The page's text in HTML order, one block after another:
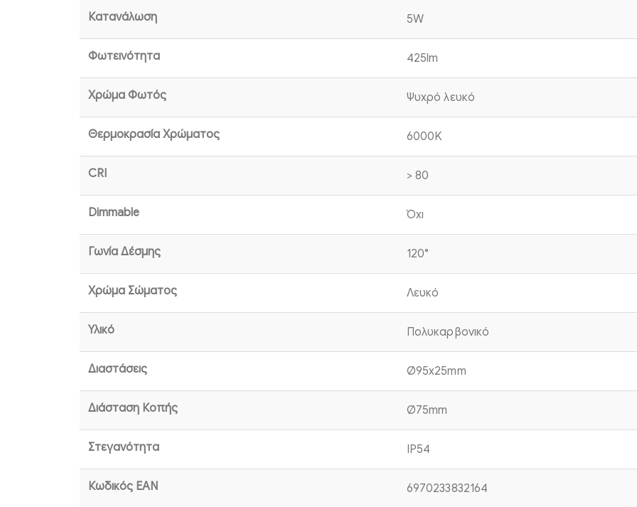
Κατανάλωση 5W
Φωτεινότητα 425lm
Χρώμα Φωτός Ψυχρό λευκό
Θερμοκρασία Χρώματος 6000K
CRI > 80
Dimmable Όχι
Γωνία Δέσμης 120°
Χρώμα Σώματος Λευκό
Υλικό Πολυκαρβονικό
Διαστάσεις Ø95x25mm
Διάσταση Κοπής Ø75mm
Στεγανότητα IP54
Κωδικός EAN 6970233832164